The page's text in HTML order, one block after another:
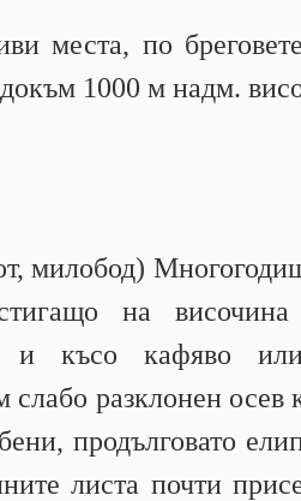
места, по
докъм 1000 м надм.
милобод)
стигащо на
и късо кафяво
разклонен осев
продълговато
листа почти